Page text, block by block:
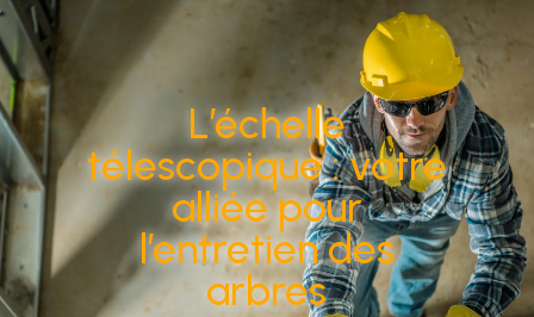
L’échelle
télescopique : votre
alliée pour
l’entretien des
arbres